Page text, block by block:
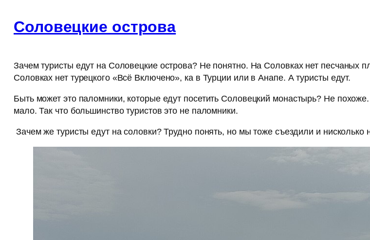
Соловецкие острова
Зачем туристы едут на Соловецкие острова? Не понятно. На Соловках нет песчаных
Соловках нет турецкого «Всё Включено», ка в Турции или в Анапе. А туристы едут.
Быть может это паломники, которые едут посетить Соловецкий монастырь? Не
мало. Так что большинство туристов это не паломники.
Зачем же туристы едут на соловки? Трудно понять, но мы тоже съездили и нисколько